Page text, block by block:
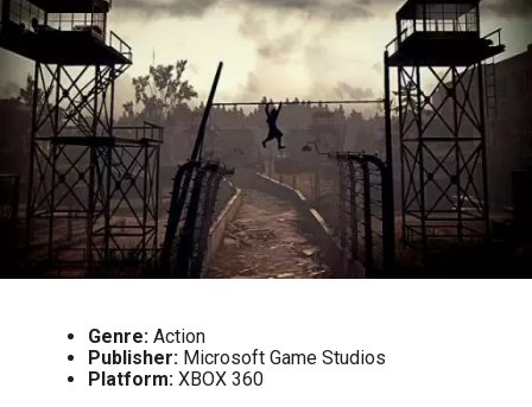
Genre:Action
Publisher:Microsoft Game Studios
Platform:XBOX 360